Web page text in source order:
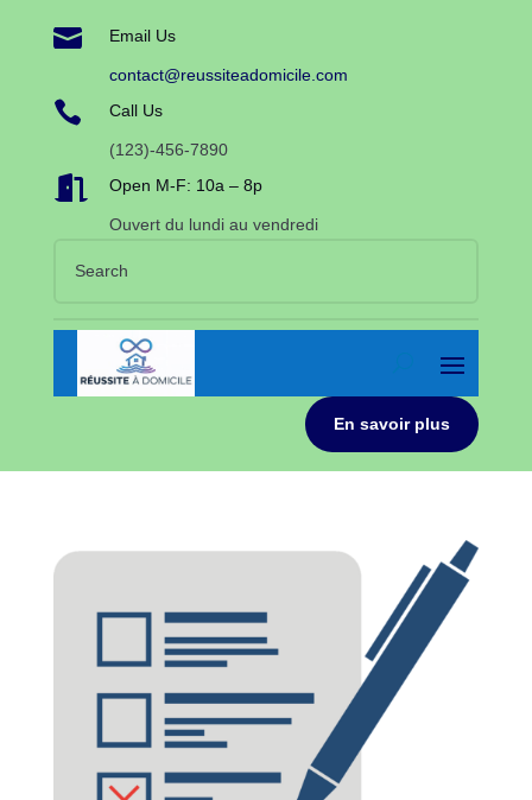
 Email Us
contact@reussiteadomicile.com
 Call Us
(123)-456-7890
 Open M-F: 10a – 8p
Ouvert du lundi au vendredi
En savoir plus